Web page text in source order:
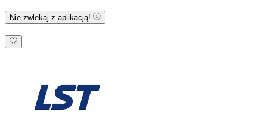
Nie zwlekaj z aplikacją!